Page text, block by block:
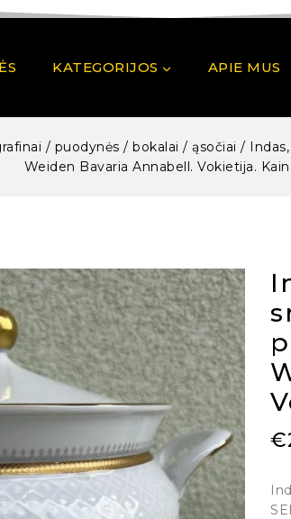
KATEGORIJOS APIE MUS
/ puodynės / bokalai / ąsočiai /
Weiden Bavaria Annabell. Vokietija.
€